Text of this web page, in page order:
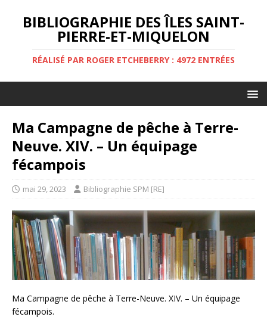
BIBLIOGRAPHIE DES ÎLES SAINT-
PIERRE-ET-MIQUELON
RÉALISÉ PAR ROGER ETCHEBERRY : 4972 ENTRÉES
Ma Campagne de pêche à Terre-
Neuve. XIV. – Un équipage
fécampois
mai 29, 2023 Bibliographie SPM [RE]
Ma Campagne de pêche à Terre-Neuve. XIV. – Un équipage
fécampois.